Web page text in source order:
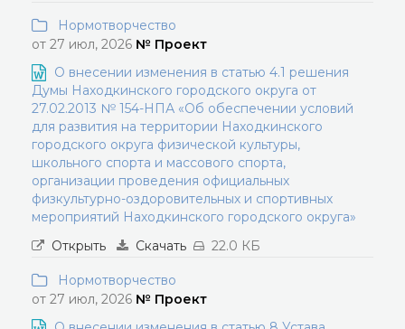
Нормотворчество
от 27 июл, 2026 № Проект
О внесении изменения в статью 4.1 решения
Думы Находкинского городского округа от
27.02.2013 № 154-НПА «Об обеспечении условий
для развития на территории Находкинского
городского округа физической культуры,
школьного спорта и массового спорта,
организации проведения официальных
физкультурно-оздоровительных и спортивных
мероприятий Находкинского городского округа»
Открыть
Скачать 22.0 КБ
Нормотворчество
от 27 июл, 2026 № Проект